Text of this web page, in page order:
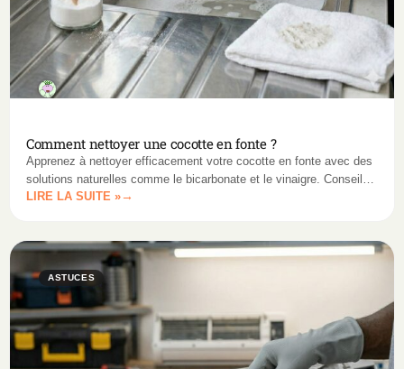
Comment nettoyer une cocotte en fonte ?
Apprenez à nettoyer efficacement votre cocotte en fonte avec des
solutions naturelles comme le bicarbonate et le vinaigre. Conseils
adaptés pour les cocottes émaillées et brutes.
LIRE LA SUITE »
ASTUCES